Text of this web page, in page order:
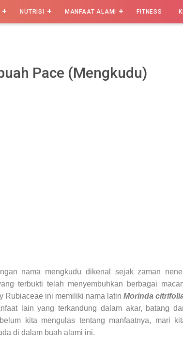
NUTRISI MANFAAT ALAMI FITNESS
Pace (Mengkudu)
nama mengkudu dikenal sejak zaman
terbukti telah menyembuhkan berbagai
Rubiaceae ini memiliki nama latin Morinda
lain yang terkandung dalam akar, batang
kita mengulas tentang manfaatnya, mari
di dalam buah alami ini.